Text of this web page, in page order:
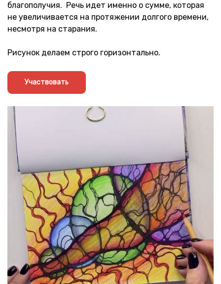
благополучия. Речь идет именно о сумме, которая
не увеличивается на протяжении долгого времени,
несмотря на старания.
Рисунок делаем строго горизонтально.
Участвовать